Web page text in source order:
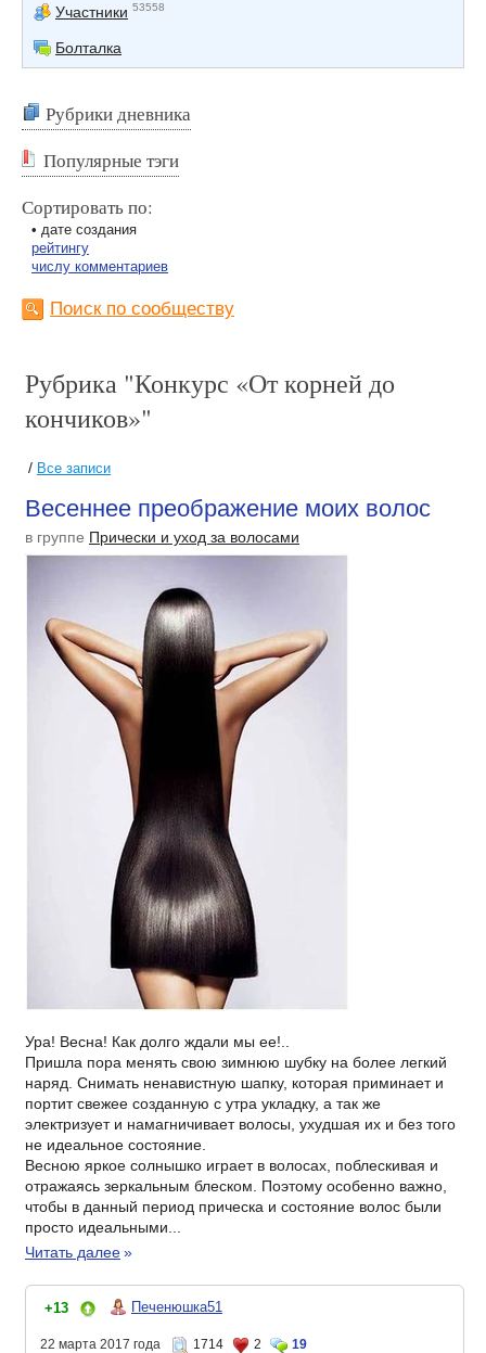
Участники 53558
Болталка
Рубрики дневника
Популярные тэги
Сортировать по:
• дате создания
рейтингу
числу комментариев
Поиск по сообществу
Рубрика "Конкурс «От корней до
кончиков»"
/ Все записи
Весеннее преображение моих волос
в группе Прически и уход за волосами
Ура! Весна! Как долго ждали мы ее!..
Пришла пора менять свою зимнюю шубку на более легкий
наряд. Снимать ненавистную шапку, которая приминает и
портит свежее созданную с утра укладку, а так же
электризует и намагничивает волосы, ухудшая их и без того
не идеальное состояние.
Весною яркое солнышко играет в волосах, поблескивая и
отражаясь зеркальным блеском. Поэтому особенно важно,
чтобы в данный период прическа и состояние волос были
просто идеальными...
Читать далее»
+13 Печенюшка51
22 марта 2017 года 1714 2 19